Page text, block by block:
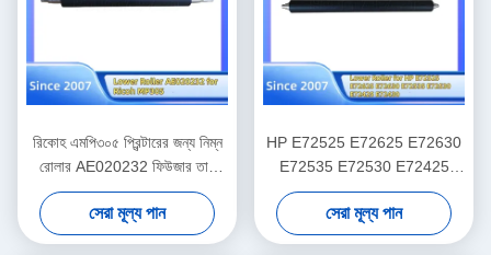
রিকোহ এমপি৩০৫ প্রিন্টারের জন্য নিম্ন
রোলার AE020232 ফিউজার তাপ
রোলার চাপ খুচরা যন্ত্রাংশ সরবরাহ
হংকংপার্ট
সেরা মূল্য পান
HP E72525 E72625 E72630
E72535 E72530 E72425
E72430 ফিউসার হিট রোলার খুচরা
যন্ত্রাংশ সরবরাহের জন্য নিম্ন রোলার
Z9MO7A LPR-E72525
সেরা মূল্য পান